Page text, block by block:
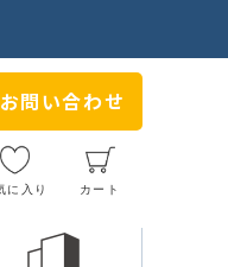
お問い合わせ
に入り カート